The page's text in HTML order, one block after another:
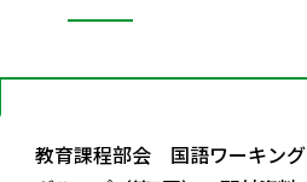
教育課程部会 国語ワーキング